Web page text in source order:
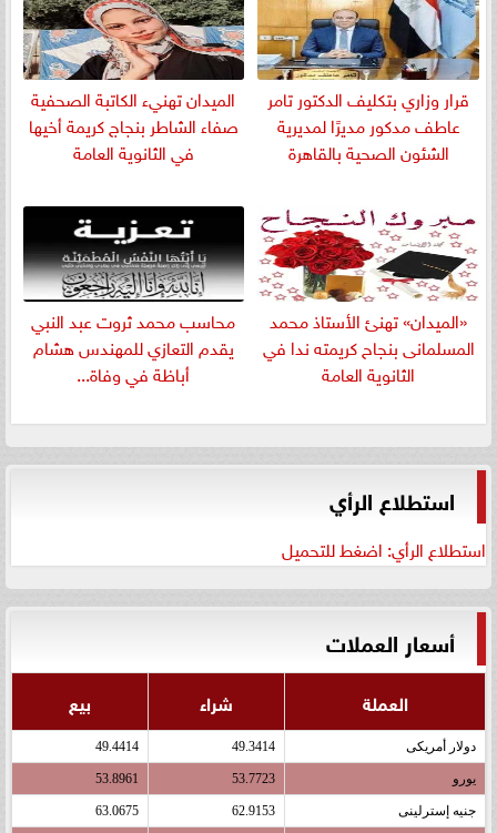
قرار وزاري بتكليف الدكتور تامر
عاطف مدكور مديرًا لمديرية
الشئون الصحية بالقاهرة
الميدان تهنيء الكاتبة الصحفية
صفاء الشاطر بنجاج كريمة أخيها
في الثانوية العامة
«الميدان» تهنئ الأستاذ محمد
المسلمانى بنجاح كريمته ندا في
الثانوية العامة
​محاسب محمد ثروت عبد النبي
يقدم التعازي للمهندس هشام
أباظة في وفاة...
استطلاع الرأي
استطلاع الرأي: اضغط للتحميل
أسعار العملات
العملة شراء بيع
دولار أمريكى 49.3414
49.4414
يورو 53.7723
53.8961
جنيه إسترلينى 62.9153
63.0675